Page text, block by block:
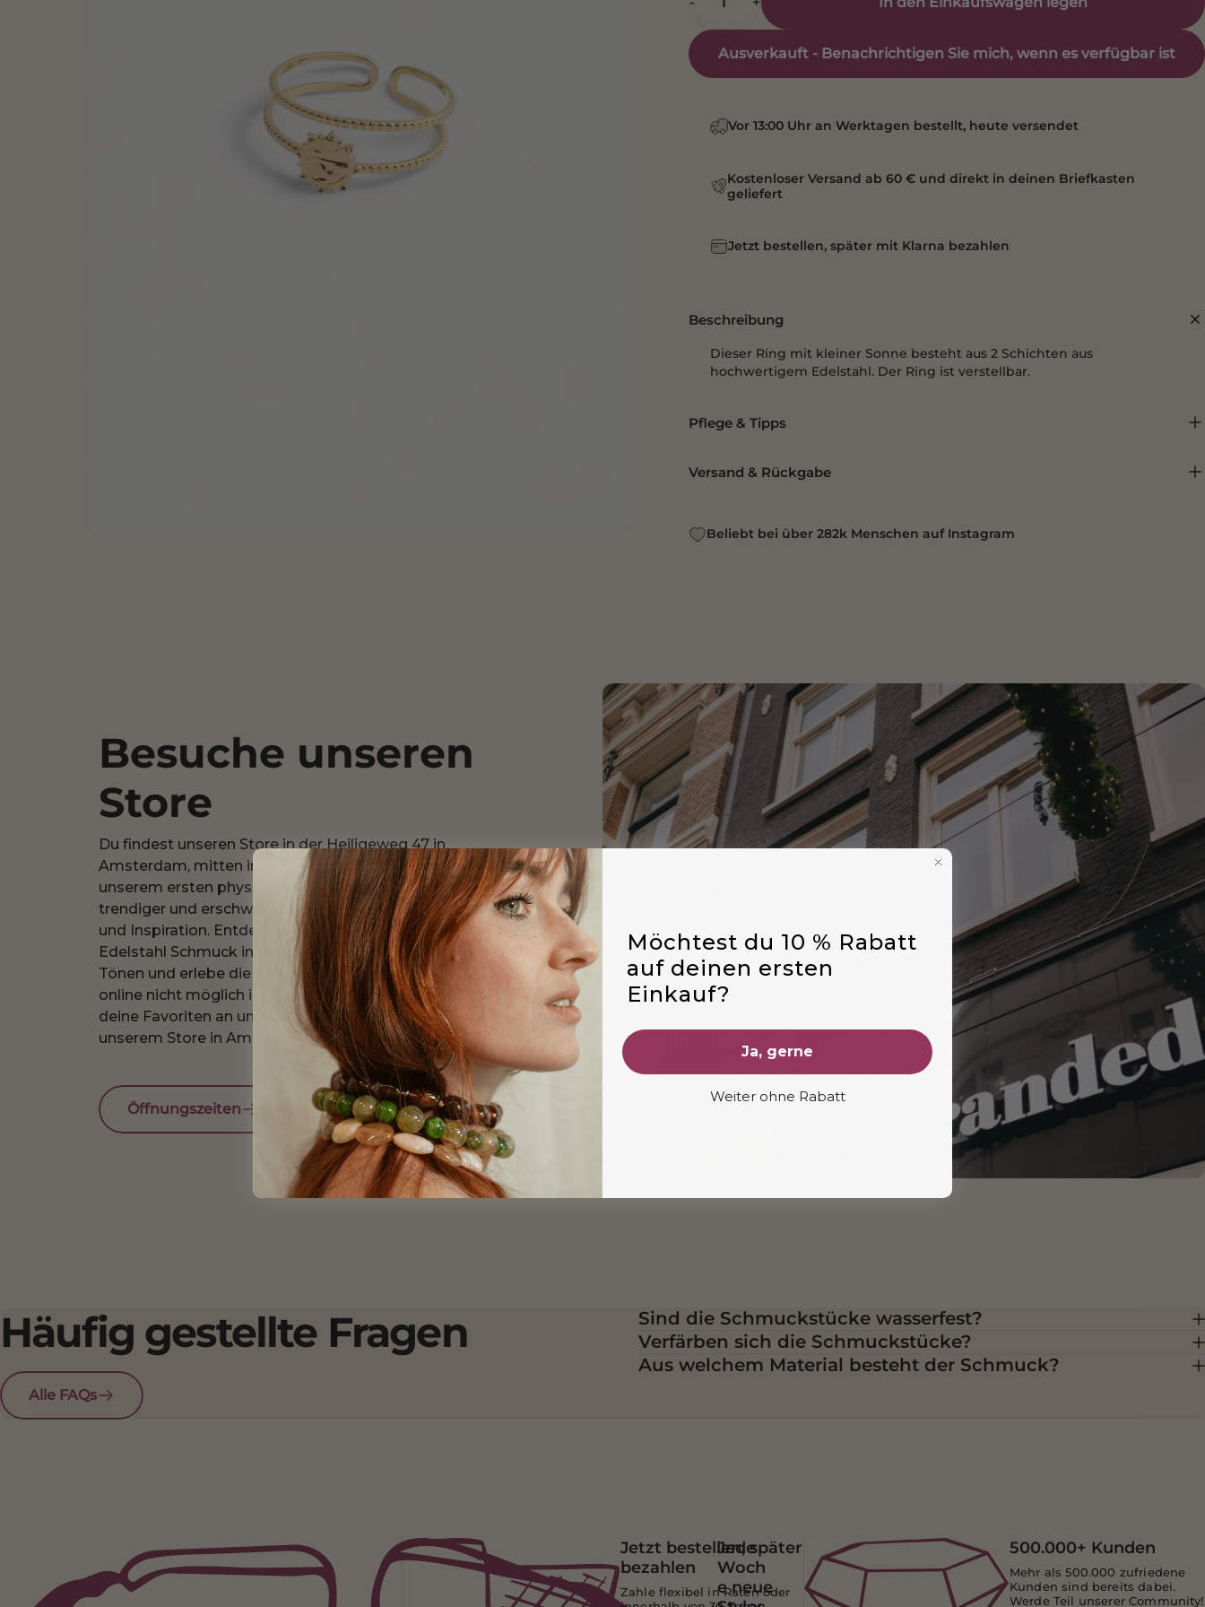
Ausverkauft - Benachrichtigen Sie mich, wenn es verfügbar ist
Vor 13:00 Uhr an Werktagen bestellt, heute versendet
Kostenloser Versand ab 60 € und direkt in deinen Briefkasten
geliefert
Jetzt bestellen, später mit Klarna bezahlen
Beschreibung
Dieser Ring mit kleiner Sonne besteht aus 2 Schichten aus
hochwertigem Edelstahl. Der Ring ist verstellbar.
Pflege & Tipps
Versand & Rückgabe
Beliebt bei über 282k Menschen auf Instagram
Besuche unseren
Store
Du findest unseren Store in der Heiligeweg 47 in
Amsterdam, mitten im lebendigen Herzen der Stadt. In
unserem ersten physischen Notbranded Store treffen
trendiger und erschwinglicher Schmuck auf Kreativität
und Inspiration. Entdecke unsere große Auswahl an
Edelstahl Schmuck in goldfarbenen und silberfarbenen
Tönen und erlebe die Kollektion auf eine Weise, die
online nicht möglich ist. Lass dich inspirieren, probiere
deine Favoriten an und finde deinen perfekten Look in
unserem Store in Amsterdam.
Öffnungszeiten
Häufig gestellte Fragen
Alle FAQs
Sind die Schmuckstücke wasserfest?
Verfärben sich die Schmuckstücke?
Aus welchem Material besteht der Schmuck?
Jede
Woch
e neue
Jetzt bestellen, später
bezahlen
Zahle flexibel in Raten oder
500.000+ Kunden
Mehr als 500.000 zufriedene
Kunden sind bereits dabei.
Werde Teil unserer Community!
Möchtest du 10 % Rabatt
auf deinen ersten
Einkauf?
Ja, gerne
Weiter ohne Rabatt